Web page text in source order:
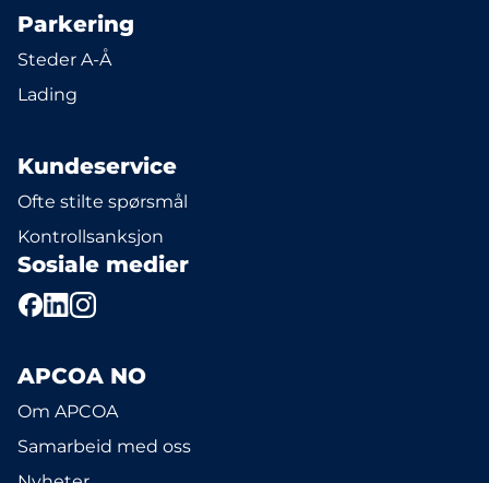
Parkering
Steder A-Å
Lading
Kundeservice
Ofte stilte spørsmål
Kontrollsanksjon
Sosiale medier
APCOA NO
Om APCOA
Samarbeid med oss